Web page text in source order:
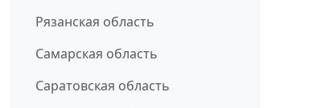
Рязанская область
Самарская область
Саратовская область